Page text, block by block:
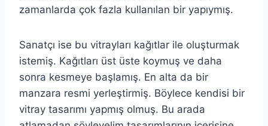
zamanlarda çok fazla kullanılan bir yapıymış.
Sanatçı ise bu vitrayları kağıtlar ile oluşturmak
istemiş. Kağıtları üst üste koymuş ve daha
sonra kesmeye başlamış. En alta da bir
manzara resmi yerleştirmiş. Böylece kendisi bir
vitray tasarımı yapmış olmuş. Bu arada